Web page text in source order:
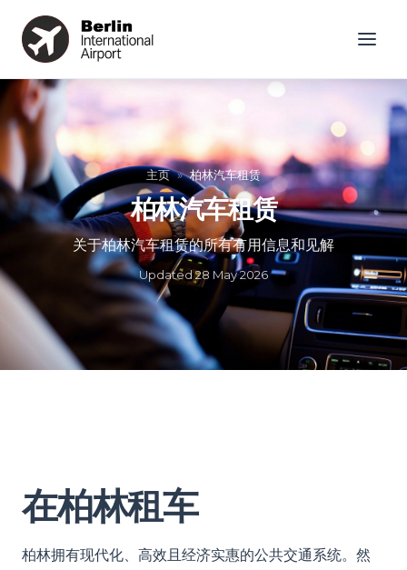
主页 » 柏林汽车租赁
柏林汽车租赁
关于柏林汽车租赁的所有有用信息和见解
Updated28 May 2026
在柏林租车
柏林拥有现代化、高效且经济实惠的公共交通系统。然